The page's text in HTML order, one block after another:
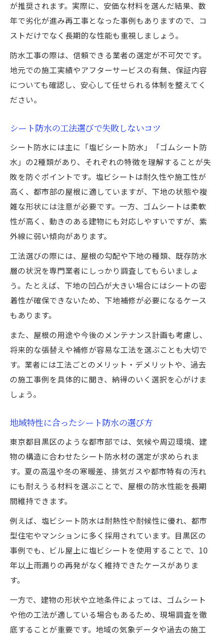
が推奨されます。実際に、安価な材料を選んだ結果、数
年で劣化が進み再工事となった事例もありますので、コ
ストだけでなく長期的な性能も重視しましょう。
防水工事の際は、信頼できる業者の選定が不可欠です。
地元での施工実績やアフターサービスの有無、保証内容
についても確認し、安心して任せられる体制を整えてく
ださい。
シート防水の工法選びで失敗しないコツ
シート防水には主に「塩ビシート防水」「ゴムシート防
水」の2種類があり、それぞれの特徴を理解することが失
敗を防ぐポイントです。塩ビシートは耐久性や施工性が
高く、都市部の屋根に適していますが、下地の状態や複
雑な形状には注意が必要です。一方、ゴムシートは柔軟
性が高く、動きのある建物にも対応しやすいですが、紫
外線に弱い傾向があります。
工法選びの際には、屋根の勾配や下地の種類、既存防水
層の状況を専門業者にしっかり調査してもらいましょ
う。たとえば、下地の凹凸が大きい場合にはシートの密
着性が確保できないため、下地補修が必要になるケース
もあります。
また、屋根の用途や今後のメンテナンス計画も考慮し、
将来的な張替えや補修が容易な工法を選ぶことも大切で
す。業者には工法ごとのメリット・デメリットや、過去
の施工事例を具体的に聞き、納得のいく選択を心がけま
しょう。
地域特性に合ったシート防水の選び方
東京都目黒区のような都市部では、気候や周辺環境、建
物の構造に合わせたシート防水材の選定が求められま
す。夏の高温や冬の寒暖差、排気ガスや都市特有の汚れ
にも耐えうる材料を選ぶことで、屋根の防水性能を長期
間維持できます。
例えば、塩ビシート防水は耐熱性や耐候性に優れ、都市
型住宅やマンションに多く採用されています。目黒区の
事例でも、ビル屋上に塩ビシートを使用することで、10
年以上雨漏りの再発がなく維持できたケースがありま
す。
一方で、建物の形状や立地条件によっては、ゴムシート
や他の工法が適している場合もあるため、現場調査を徹
底することが重要です。地域の気象データや過去の施工